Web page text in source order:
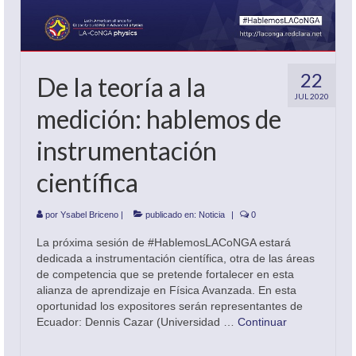
22
JUL 2020
De la teoría a la
medición: hablemos de
instrumentación
científica
por Ysabel Briceno | publicado en: Noticia | 0
La próxima sesión de #HablemosLACoNGA estará
dedicada a instrumentación científica, otra de las áreas
de competencia que se pretende fortalecer en esta
alianza de aprendizaje en Física Avanzada. En esta
oportunidad los expositores serán representantes de
Ecuador: Dennis Cazar (Universidad … Continuar